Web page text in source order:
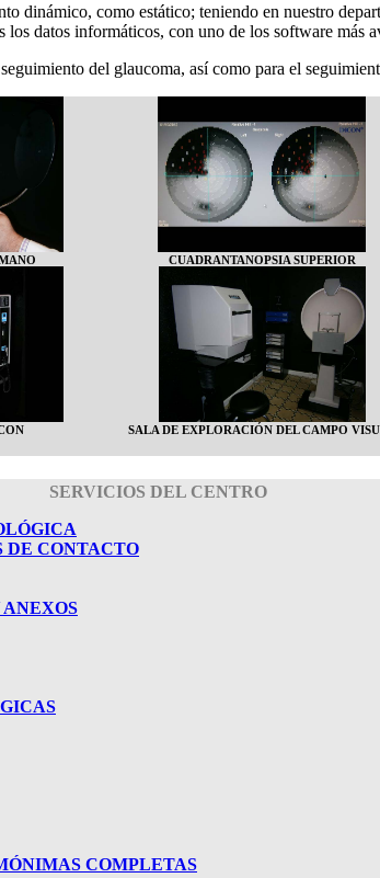
dinámico, como estático; teniendo en nuestro
datos informáticos, con uno de los software más
del glaucoma, así como para el
CUADRANTANOPSIA SUPERIOR
SALA DE EXPLORACIÓN DEL CAMPO
SERVICIOS DEL CENTRO
DE CONTACTO
COMPLETAS